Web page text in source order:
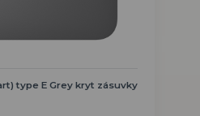
type E Grey kryt zásuvky